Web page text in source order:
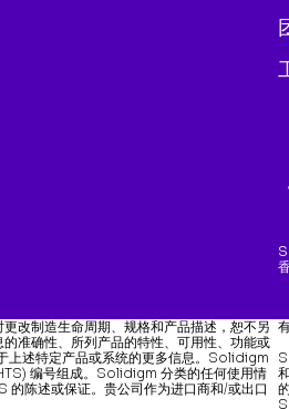
改制造生命周期、规格和产品描述，恕不另
准确性、所列产品的特性、可用性、功能或
上述特定产品或系统的更多信息。Solidigm
编号组成。Solidigm 分类的任何使用情
陈述或保证。贵公司作为进口商和/或出口